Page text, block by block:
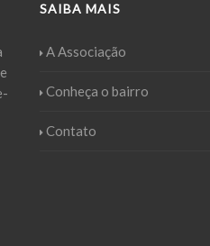
SAIBA MAIS
A Associação
Conheça o bairro
Contato